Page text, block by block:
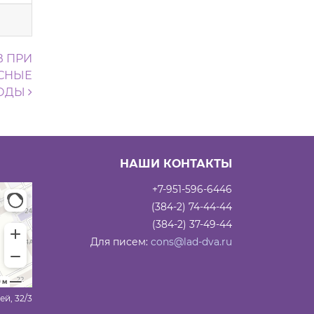
ПРИ
32/3
НАШИ КОНТАКТЫ
+7-951-596-6446
(384-2) 74-44-44
(384-2) 37-49-44
Для писем: cons@lad-dva.ru